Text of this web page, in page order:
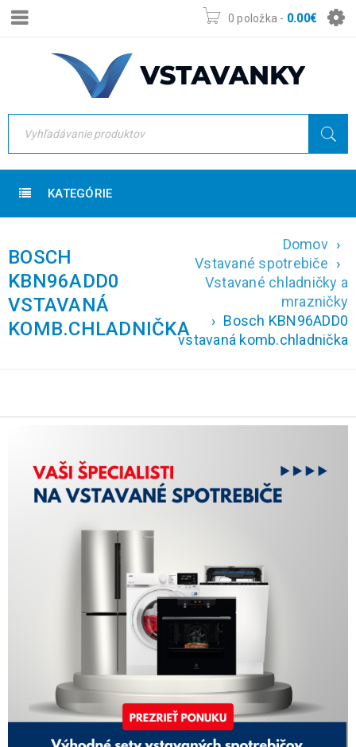
0 položka - 0.00€
KATEGÓRIE
BOSCH
KBN96ADD0
VSTAVANÁ
KOMB.CHLADNIČKA
Domov ›
Vstavané spotrebiče ›
Vstavané chladničky a
mrazničky
› Bosch KBN96ADD0
vstavaná komb.chladnička